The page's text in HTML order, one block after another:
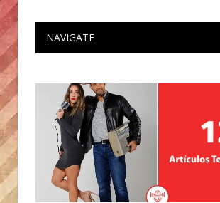
NAVIGATE